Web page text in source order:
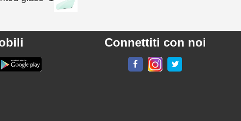
Connettiti con noi